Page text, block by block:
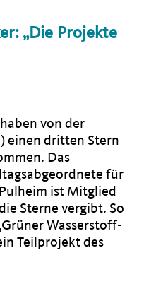
„Die Projekte
von der
einen dritten Stern
Das
für
ist Mitglied
Sterne vergibt. So
Wasserstoff-
Teilprojekt des